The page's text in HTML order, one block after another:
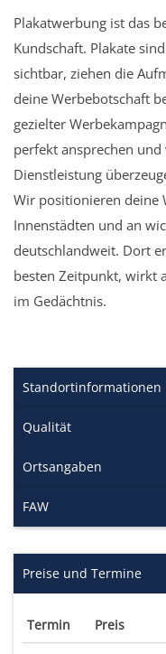
Plakatwerbung ist das
Kundschaft. Plakate
sichtbar, ziehen die
deine Werbebotschaft
gezielter
perfekt ansprechen
Dienstleistung
Wir positionieren deine
Innenstädten und an
deutschlandweit. Dort
besten Zeitpunkt, wirkt
im Gedächtnis.
Standortinformationen
Qualität
Ortsangaben
FAW
Preise und Termine
Termin Preis